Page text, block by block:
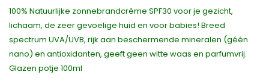
100% Natuurlijke zonnebrandcrème SPF30 voor je gezicht,
lichaam, de zeer gevoelige huid en voor babies! Breed
spectrum UVA/UVB, rijk aan beschermende mineralen (géén
nano) en antioxidanten, geeft geen witte waas en parfumvrij.
Glazen potje 100ml